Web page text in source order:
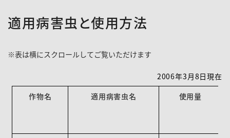
適用病害虫と使用方法
2006年3月8日現在
作物名
適用病害虫名 使用量